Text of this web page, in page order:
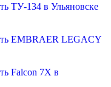
ТУ-134 в Ульяновске
EMBRAER LEGACY
Falcon 7X в